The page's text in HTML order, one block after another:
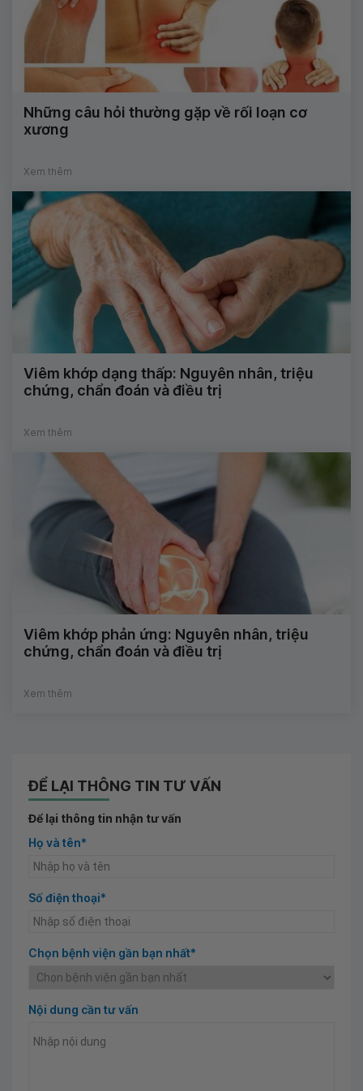
Những câu hỏi thường gặp về rối loạn cơ
xương
Xem thêm
Viêm khớp dạng thấp: Nguyên nhân, triệu
chứng, chẩn đoán và điều trị
Xem thêm
Viêm khớp phản ứng: Nguyên nhân, triệu
chứng, chẩn đoán và điều trị
Xem thêm
ĐỂ LẠI THÔNG TIN TƯ VẤN
Để lại thông tin nhận tư vấn
Họ và tên*
Số điện thoại*
Chọn bệnh viện gần bạn nhất*
Nội dung cần tư vấn